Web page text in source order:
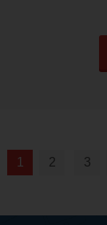
1 2 3